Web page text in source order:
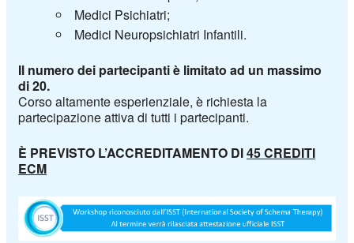
Medici Psichiatri;
Medici Neuropsichiatri Infantili.
Il numero dei partecipanti è limitato ad un massimo
di 20.
Corso altamente esperienziale, è richiesta la
partecipazione attiva di tutti i partecipanti.
È PREVISTO L’ACCREDITAMENTO DI45 CREDITI
ECM